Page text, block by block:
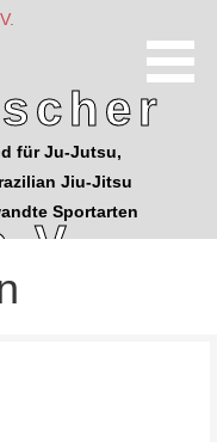
für Ju-Jutsu,
Jiu-Jitsu
Sportarten